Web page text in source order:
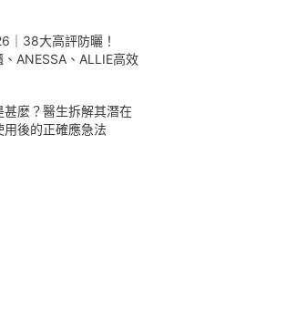
｜38大高評防曬！
ANESSA、ALLIE高效
甚麼？醫生拆解其潛在
用後的正確應急法